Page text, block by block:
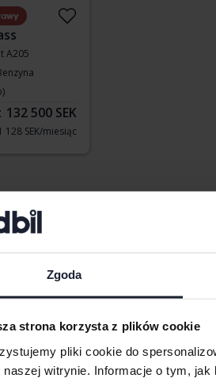
Zgoda
strona korzysta z plików cookie
pliki cookie do
naszej witrynie. Informacje o tym,
A205
132 500 SEK
128 SEK/miesiąc
Mercedes A-klass